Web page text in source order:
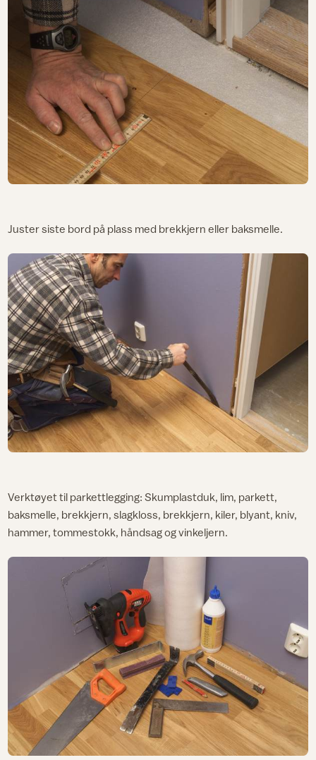
Juster siste bord på plass med brekkjern eller baksmelle.
Verktøyet til parkettlegging: Skumplastduk, lim, parkett,
baksmelle, brekkjern, slagkloss, brekkjern, kiler, blyant, kniv,
hammer, tommestokk, håndsag og vinkeljern.